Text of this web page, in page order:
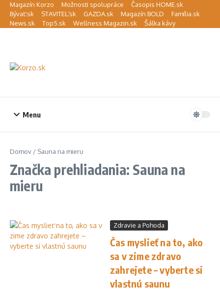
Preskočiť na obsah
Magazín Korzo Možnosti spolupráce
Časopis HOME.sk
Bývať.sk
STAVITEĽ.sk GAZDA.sk Magazín BOLD
Família.sk
News.sk
Top5.sk Wellness Magazin.sk Šálka kávy
Menu
Domov / Sauna na mieru
Značka prehliadania: Sauna na
mieru
Zdravie a Pohoda
Čas myslieť na to, ako
sa v zime zdravo
zahrejete – vyberte si
vlastnú saunu